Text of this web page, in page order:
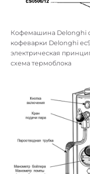
Кофемашина Delonghi
кофеварки Delonghi
электрическая
схема термоблока